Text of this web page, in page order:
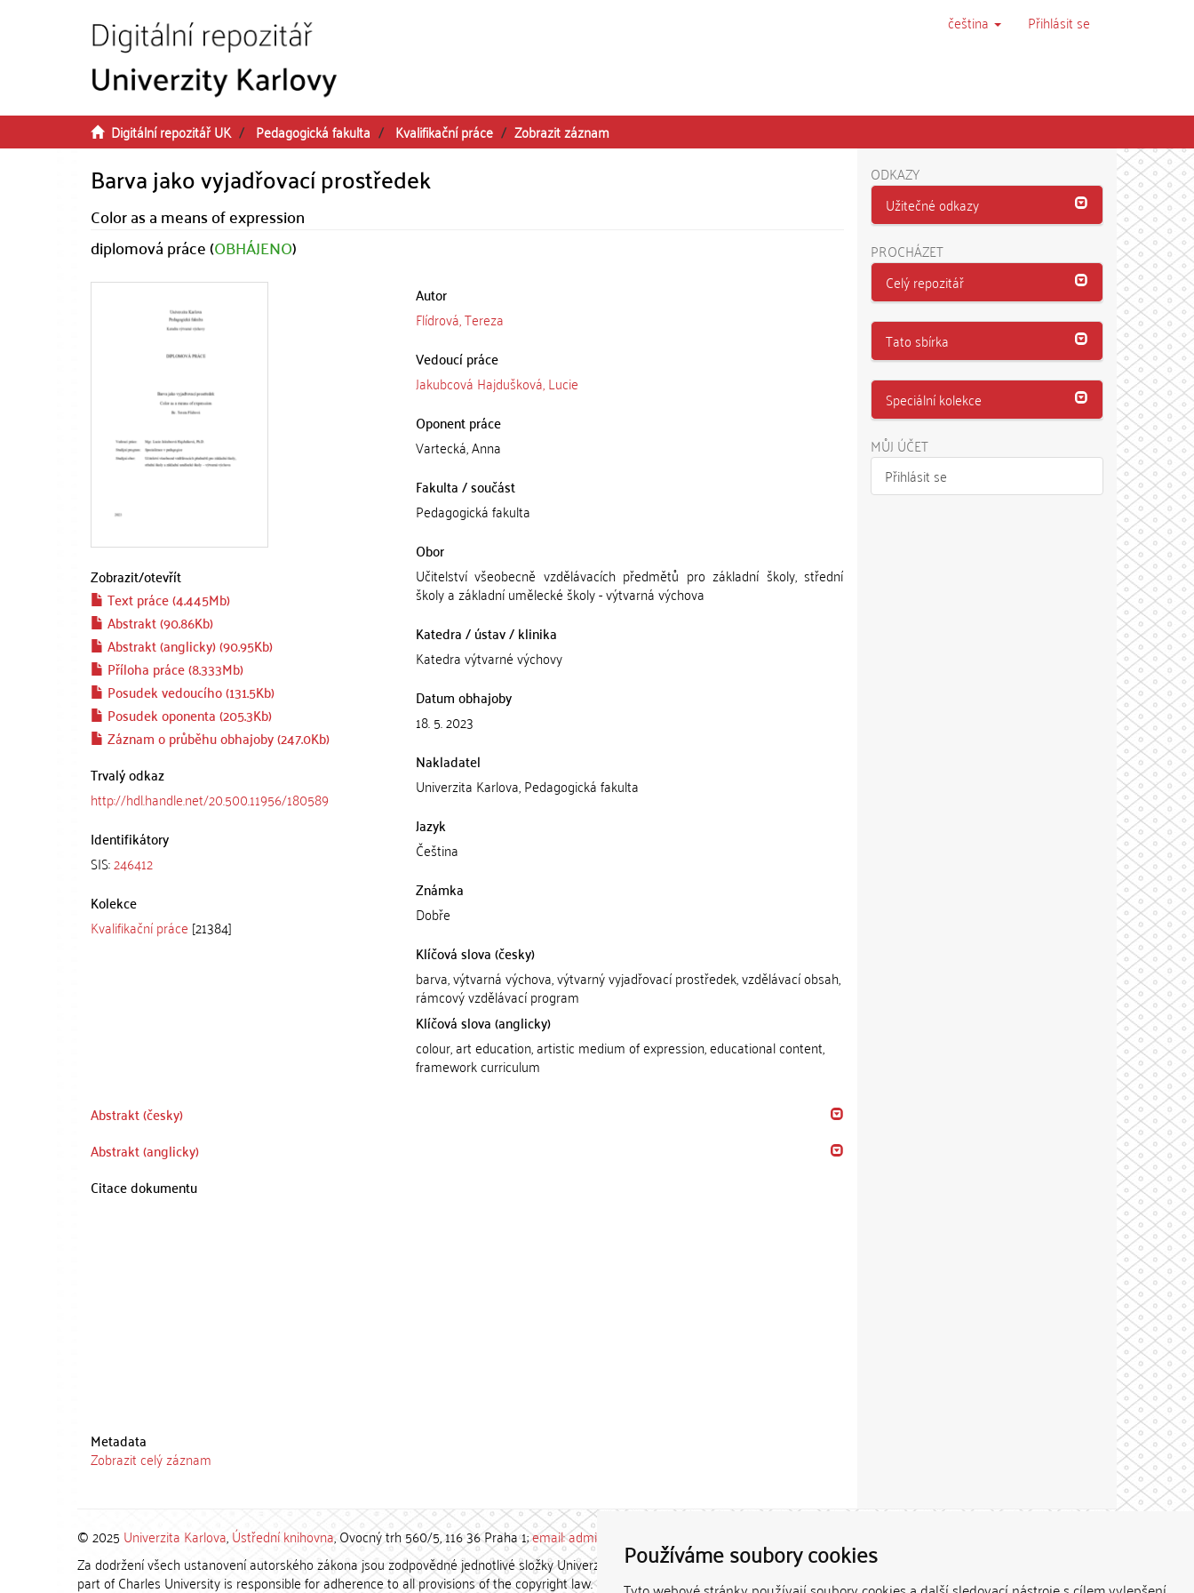
Používáme soubory cookies
čeština Přihlásit se
Digitální repozitář UK Pedagogická fakulta Kvalifikační práce Zobrazit záznam
Barva jako vyjadřovací prostředek
Color as a means of expression
diplomová práce (OBHÁJENO)
Zobrazit/otevřít
Text práce (4.445Mb)
Abstrakt (90.86Kb)
Abstrakt (anglicky) (90.95Kb)
Příloha práce (8.333Mb)
Posudek vedoucího (131.5Kb)
Posudek oponenta (205.3Kb)
Záznam o průběhu obhajoby (247.0Kb)
Trvalý odkaz
http://hdl.handle.net/20.500.11956/180589
Identifikátory
SIS:246412
Kolekce
Kvalifikační práce [21384]
Autor
Flídrová, Tereza
Vedoucí práce
Jakubcová Hajdušková, Lucie
Oponent práce
Vartecká, Anna
Fakulta / součást
Pedagogická fakulta
Obor
Učitelství všeobecně vzdělávacích předmětů pro základní školy, střední
školy a základní umělecké školy - výtvarná výchova
Katedra / ústav / klinika
Katedra výtvarné výchovy
Datum obhajoby
18. 5. 2023
Nakladatel
Univerzita Karlova, Pedagogická fakulta
Jazyk
Čeština
Známka
Dobře
Klíčová slova (česky)
barva, výtvarná výchova, výtvarný vyjadřovací prostředek, vzdělávací obsah,
rámcový vzdělávací program
Klíčová slova (anglicky)
colour, art education, artistic medium of expression, educational content,
framework curriculum
Abstrakt (česky)
Abstrakt (anglicky)
Citace dokumentu
Metadata
Zobrazit celý záznam
ODKAZY
Užitečné odkazy
PROCHÁZET
Celý repozitář
Tato sbírka
Speciální kolekce
MŮJ ÚČET
Přihlásit se
© 2025 Univerzita Karlova,Ústřední knihovna, Ovocný trh 560/5, 116 36 Praha 1;email: admin-repozitar [at] cuni.cz
Za dodržení všech ustanovení autorského zákona jsou zodpovědné jednotlivé složky Univerzity Karlovy. / Each constituent
part of Charles University is responsible for adherence to all provisions of the copyright law.